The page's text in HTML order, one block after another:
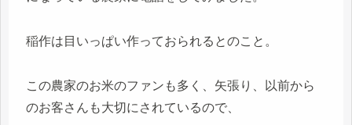
稲作は目いっぱい作っておられるとのこと。
この農家のお米のファンも多く、矢張り、以前から
のお客さんも大切にされているので、